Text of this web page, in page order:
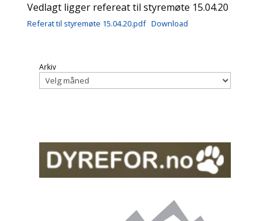
Vedlagt ligger refereat til styremøte 15.04.20
Referat til styremøte 15.04.20.pdf Download
Arkiv